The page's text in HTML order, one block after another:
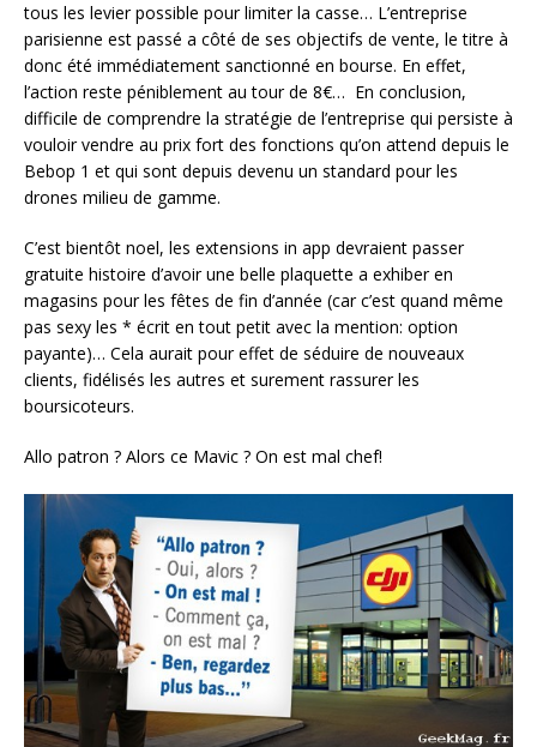
tous les levier possible pour limiter la casse… L’entreprise
parisienne est passé a côté de ses objectifs de vente, le titre à
donc été immédiatement sanctionné en bourse. En effet,
l’action reste péniblement au tour de 8€… En conclusion,
difficile de comprendre la stratégie de l’entreprise qui persiste à
vouloir vendre au prix fort des fonctions qu’on attend depuis le
Bebop 1 et qui sont depuis devenu un standard pour les
drones milieu de gamme.
C’est bientôt noel, les extensions in app devraient passer
gratuite histoire d’avoir une belle plaquette a exhiber en
magasins pour les fêtes de fin d’année (car c’est quand même
pas sexy les * écrit en tout petit avec la mention: option
payante)… Cela aurait pour effet de séduire de nouveaux
clients, fidélisés les autres et surement rassurer les
boursicoteurs.
Allo patron ? Alors ce Mavic ? On est mal chef!